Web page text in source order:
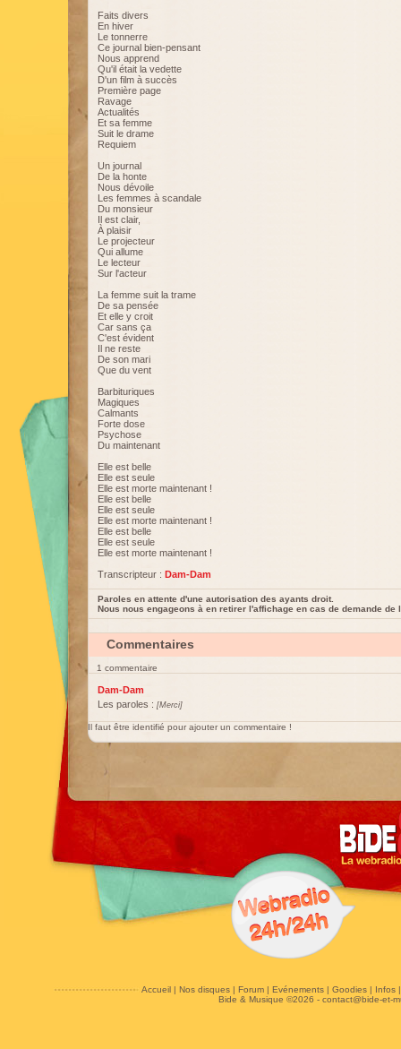
Faits divers
En hiver
Le tonnerre
Ce journal bien-pensant
Nous apprend
Qu'il était la vedette
D'un film à succès
Première page
Ravage
Actualités
Et sa femme
Suit le drame
Requiem
Un journal
De la honte
Nous dévoile
Les femmes à scandale
Du monsieur
Il est clair,
À plaisir
Le projecteur
Qui allume
Le lecteur
Sur l'acteur
La femme suit la trame
De sa pensée
Et elle y croit
Car sans ça
C'est évident
Il ne reste
De son mari
Que du vent
Barbituriques
Magiques
Calmants
Forte dose
Psychose
Du maintenant
Elle est belle
Elle est seule
Elle est morte maintenant !
Elle est belle
Elle est seule
Elle est morte maintenant !
Elle est belle
Elle est seule
Elle est morte maintenant !
Transcripteur : Dam-Dam
Paroles en attente d'une autorisation des ayants droit.
Nous nous engageons à en retirer l'affichage en cas de demande de
Commentaires
1 commentaire
Dam-Dam
Les paroles : [Merci]
Il faut être identifié pour ajouter un commentaire !
Accueil| Nos disques| Forum| Evénements| Goodies| Infos
Bide & Musique ©2026 - contact@bide-et-